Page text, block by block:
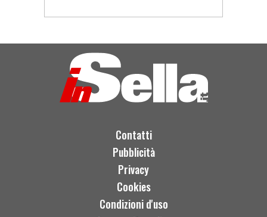
Contatti
Pubblicità
Privacy
Cookies
Condizioni d'uso